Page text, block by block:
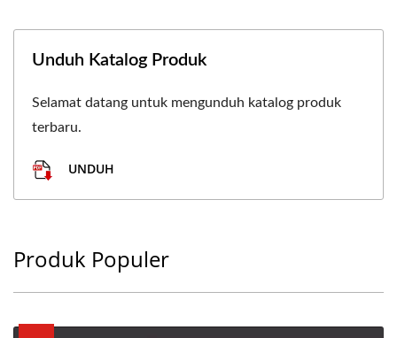
Unduh Katalog Produk
Selamat datang untuk mengunduh katalog produk
terbaru.
UNDUH
Produk Populer